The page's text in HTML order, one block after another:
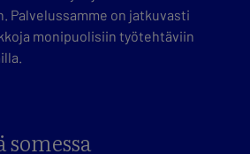
Palvelussamme on jatkuvasti
monipuolisiin työtehtäviin